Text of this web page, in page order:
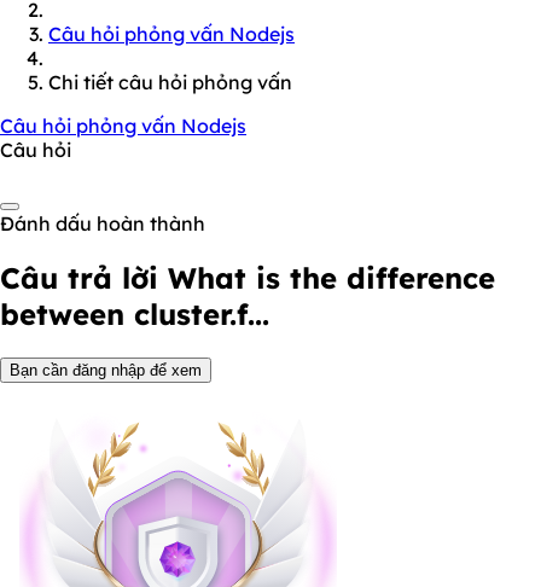
Câu hỏi phỏng vấn Nodejs
Chi tiết câu hỏi phỏng vấn
Câu hỏi phỏng vấn Nodejs
Câu hỏi
Đánh dấu hoàn thành
Câu trả lời What is the difference
between cluster.f...
Bạn cần đăng nhập để xem